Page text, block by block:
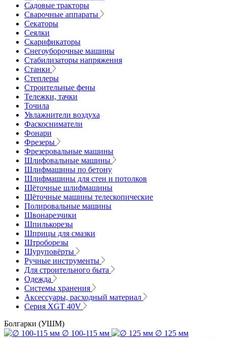
Садовые тракторы
Сварочные аппараты
Секаторы
Сеялки
Скарификаторы
Снегоуборочные машины
Стабилизаторы напряжения
Станки
Степлеры
Строительные фены
Тележки, тачки
Точила
Увлажнители воздуха
Фаскосниматели
Фонари
Фрезеры
Фрезеровальные машины
Шлифовальные машины
Шлифмашины по бетону
Шлифмашины для стен и потолков
Щёточные шлифмашины
Щёточные машины телескопические
Полировальные машины
Швонарезчики
Шпилькорезы
Шприцы для смазки
Штроборезы
Шуруповёрты
Ручные инструменты
Для строительного быта
Одежда
Системы хранения
Аксессуары, расходный материал
Серия XGT 40V
Болгарки (УШМ)
∅ 100-115 мм
∅ 125 мм